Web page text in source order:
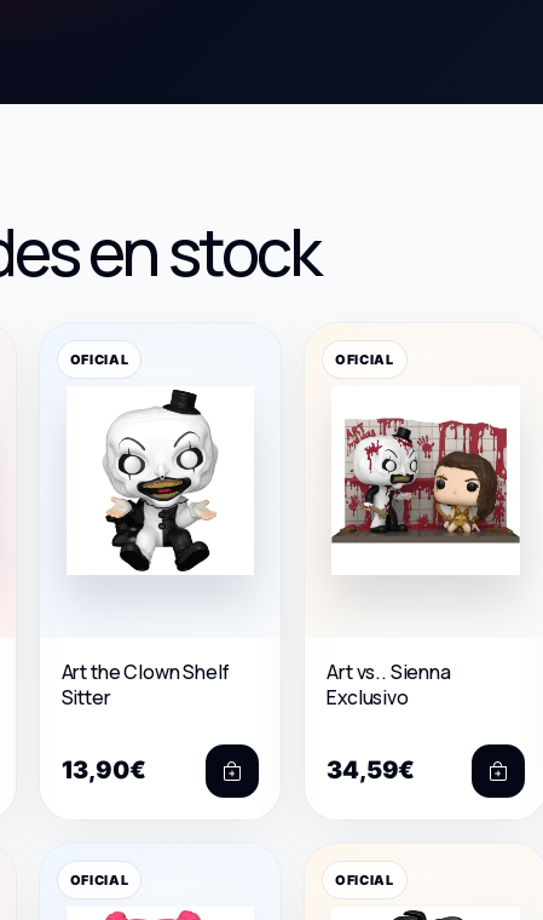
en stock
OFICIAL
Art the Clown Shelf
Sitter
13,90€
OFICIAL
Art vs.. Sienna
Exclusivo
34,59€
OFICIAL OFICIAL